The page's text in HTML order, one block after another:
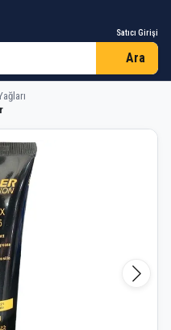
Satıcı Girişi
Ara
Gres Yağı 50